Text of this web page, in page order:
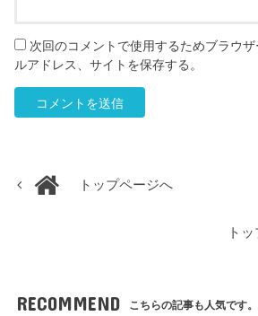
次回のコメントで使用するためブラウ
ルアドレス、サイトを保存する。
トップページへ
ト
RECOMMEND こちらの記事も人気です。